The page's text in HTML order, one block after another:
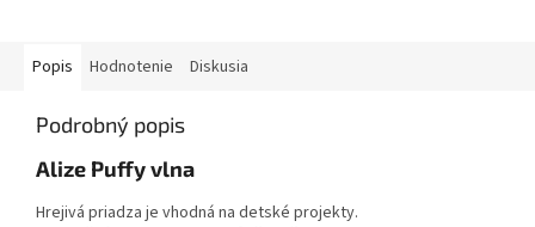
Popis Hodnotenie Diskusia
Podrobný popis
Alize Puffy vlna
Hrejivá priadza je vhodná na detské projekty.